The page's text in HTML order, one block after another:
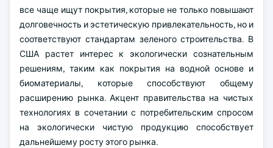
все чаще ищут покрытия, которые не только повышают
долговечность и эстетическую привлекательность, но и
соответствуют стандартам зеленого строительства. В
США растет интерес к экологически сознательным
решениям, таким как покрытия на водной основе и
биоматериалы, которые способствуют общему
расширению рынка. Акцент правительства на чистых
технологиях в сочетании с потребительским спросом
на экологически чистую продукцию способствует
дальнейшему росту этого рынка.